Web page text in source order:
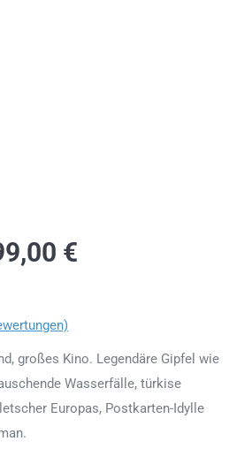
€
großes Kino. Legendäre Gipfel wie
Wasserfälle, türkise
Europas, Postkarten-Idylle